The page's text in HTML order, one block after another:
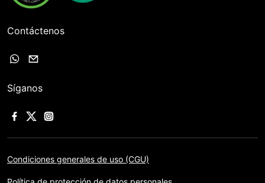
Contáctenos
Síganos
Condiciones generales de uso (CGU)